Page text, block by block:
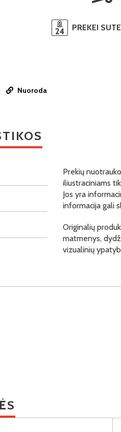
PREKEI
Nuoroda
Prekių
iliustraciniams
Jos yra
informacija gali
Originalių
matmenys,
vizualinių